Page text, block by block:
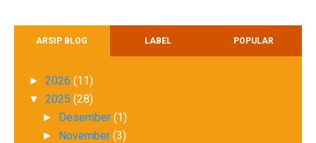
ARSIP BLOG LABEL POPULAR
► 2026 (11)
▼ 2025 (28)
► Desember(1)
► November(3)